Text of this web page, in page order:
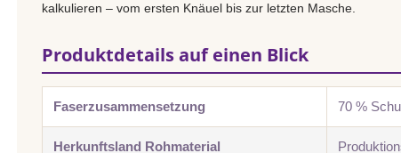
kalkulieren – vom ersten Knäuel bis zur letzten Masche.
Produktdetails auf einen Blick
Faserzusammensetzung 70 %
Herkunftsland Rohmaterial